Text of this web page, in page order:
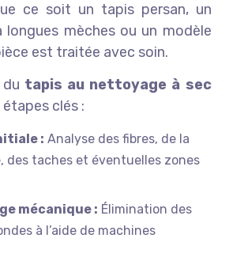
ce soit un tapis persan, un
longues mèches ou un modèle
est traitée avec soin.
tapis au nettoyage à sec
clés :
: Analyse des fibres, de la
des taches et éventuelles zones
mécanique : Élimination des
à l’aide de machines